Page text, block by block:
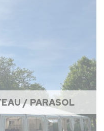
/ PARASOL